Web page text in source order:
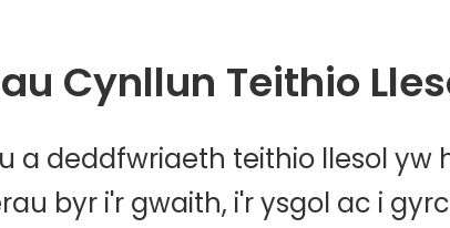
Cynllun Teithio
a deddfwriaeth teithio llesol yw
byr i'r gwaith, i'r ysgol ac i